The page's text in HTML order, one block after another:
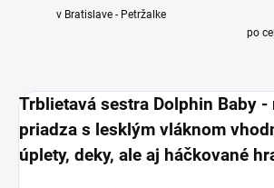
v Bratislave - Petržalke
po
Trblietavá sestra Dolphin Baby -
priadza s lesklým vláknom
úplety, deky, ale aj háčkované